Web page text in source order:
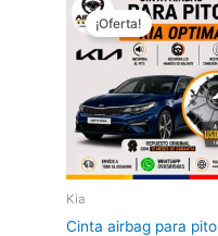
¡Oferta!
Kia
Cinta airbag para pito
precio
original
era:
$89,99.
precio
actual
es:
$59,99.